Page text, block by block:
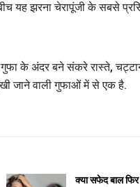
यह झरना चेरापूंजी के सबसे
गुफा के अंदर बने संकरे रास्ते,
जाने वाली गुफाओं में से एक है.
क्या सफेद बाल